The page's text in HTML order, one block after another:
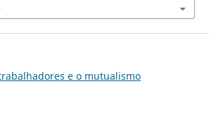
e o mutualismo